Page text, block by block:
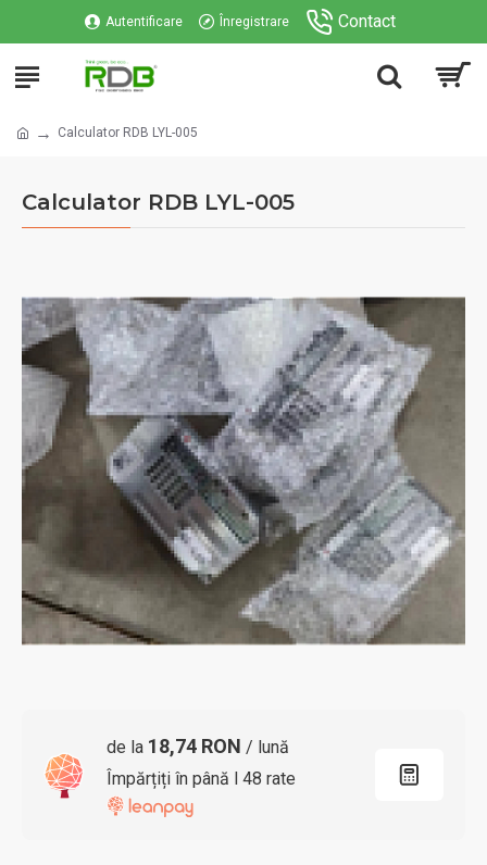
Autentificare Înregistrare Contact
Calculator RDB LYL-005
Calculator RDB LYL-005
de la 18,74 RON / lună
Împărțiți în până l 48 rate